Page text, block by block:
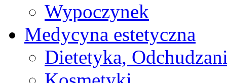
Wypoczynek
Medycyna estetyczna
Dietetyka,